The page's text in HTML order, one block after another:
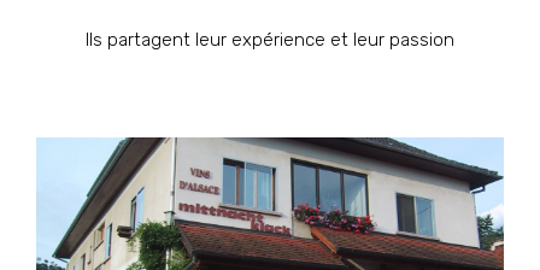
Ils partagent leur expérience et leur passion